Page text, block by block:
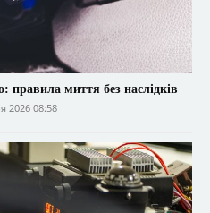
правила миття без наслідків
2026 08:58